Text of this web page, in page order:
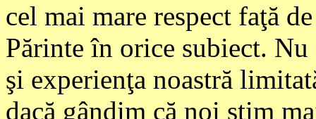
cel mai mare respect faţă
Părinte în orice subiect.
şi experienţa noastră
dacă gândim că noi ştim